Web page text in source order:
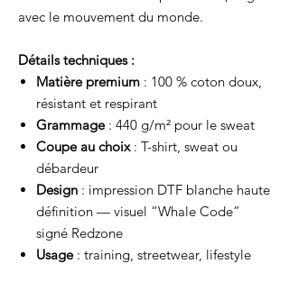
avec le mouvement du monde.
Détails techniques :
Matière premium : 100 % coton doux,
résistant et respirant
Grammage: 440 g/m² pour le sweat
Coupe au choix: T-shirt, sweat ou
débardeur
Design : impression DTF blanche haute
définition — visuel “Whale Code”
signé Redzone
Usage: training, streetwear, lifestyle